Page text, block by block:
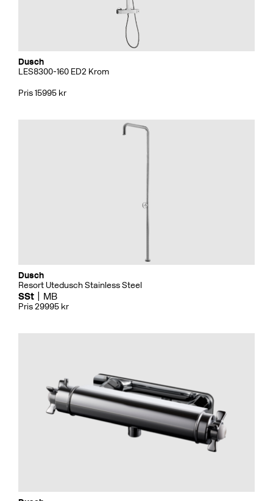
Dusch
LES8300-160 ED2 Krom
Pris 15995 kr
Dusch
Resort Utedusch Stainless Steel
SSt MB
Pris 29995 kr